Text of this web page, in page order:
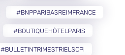
#BNPPARIBASREIMFRANCE
#BOUTIQUEHÔTELPARIS
#BULLETINTRIMESTRIELSCPI